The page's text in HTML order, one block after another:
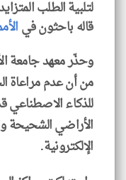
لتلبية الطلب
قاله باحثون في
وحذّر معهد جامعة
من أن عدم مراعاة
للذكاء
الأراضي الشحيحة
الإلكترونية.